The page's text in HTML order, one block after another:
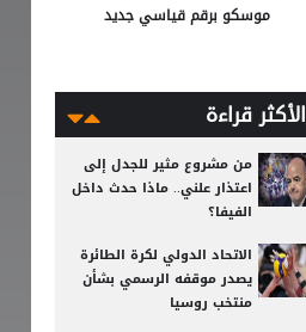
موسكو برقم قياسي جديد
الأكثر قراءة
من مشروع مثير للجدل إلى
اعتذار علني.. ماذا حدث داخل
الفيفا؟
الاتحاد الدولي لكرة الطائرة
يصدر موقفه الرسمي بشأن
منتخب روسيا